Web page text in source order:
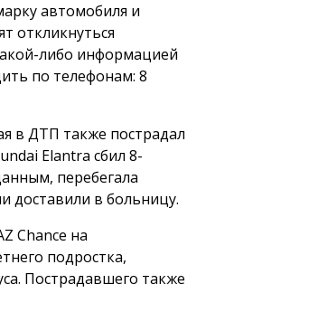
автомобиля и
откликнуться
либо информацией
по телефонам: 8
в ДТП также пострадал
Elantra сбил 8-
перебегала
доставили в больницу.
Chance на
подростка,
Пострадавшего также